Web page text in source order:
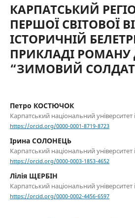
КАРПАТСЬКИЙ
ПЕРШОЇ СВІТОВОЇ
ІСТОРИЧНІЙ
ПРИКЛАДІ
“ЗИМОВИЙ
Петро КОСТЮЧОК
Карпатський національний
https://orcid.org/0000-0001-8719-8723
Ірина СОЛОНЕЦЬ
Карпатський національний
https://orcid.org/0000-0003-1853-4652
Лілія ЩЕРБІН
Карпатський національний
https://orcid.org/0000-0002-4456-6597